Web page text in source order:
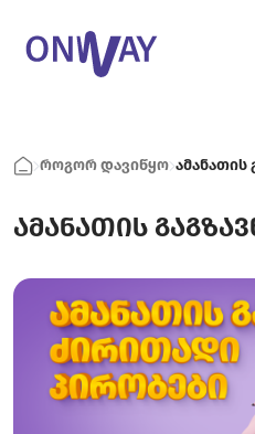
როგორ დავიწყო ამანათის
ამანათის